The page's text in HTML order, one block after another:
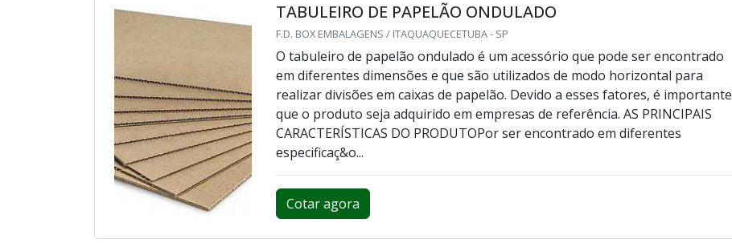
TABULEIRO DE PAPELÃO ONDULADO
F.D. BOX EMBALAGENS / ITAQUAQUECETUBA - SP
O tabuleiro de papelão ondulado é um acessório que pode ser encontrado
em diferentes dimensões e que são utilizados de modo horizontal para
realizar divisões em caixas de papelão. Devido a esses fatores, é importante
que o produto seja adquirido em empresas de referência. AS PRINCIPAIS
CARACTERÍSTICAS DO PRODUTOPor ser encontrado em diferentes
especificaç&o...
Cotar agora